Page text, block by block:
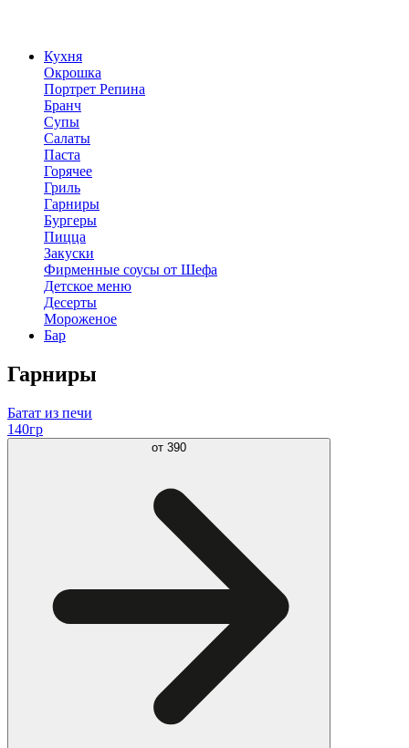
Кухня
Окрошка
Портрет Репина
Бранч
Супы
Салаты
Паста
Горячее
Гриль
Гарниры
Бургеры
Пицца
Закуски
Фирменные соусы от Шефа
Детское меню
Десерты
Мороженое
Бар
Гарниры
Батат из печи
140гр
от 390